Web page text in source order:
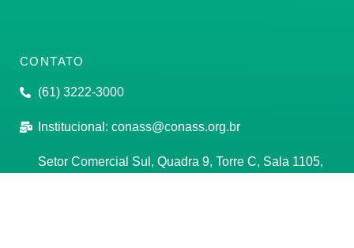
CONTATO
(61) 3222-3000
Institucional: conass@conass.org.br
Setor Comercial Sul, Quadra 9, Torre C, Sala 1105,